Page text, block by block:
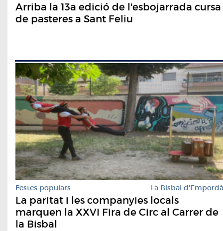
Arriba la 13a edició de l'esbojarrada cursa
de pasteres a Sant Feliu
Festes populars La Bisbal d'Empordà
La paritat i les companyies locals
marquen la XXVI Fira de Circ al Carrer de
la Bisbal